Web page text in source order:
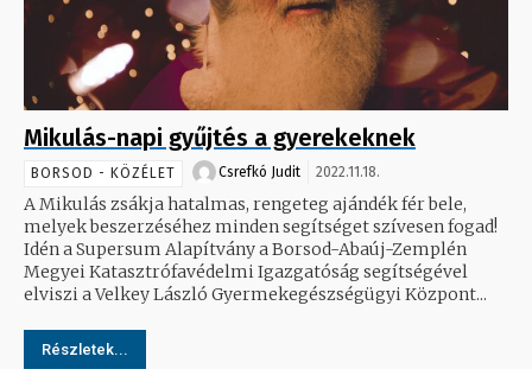
Mikulás-napi gyűjtés a gyerekeknek
BORSOD - KÖZÉLET Csrefkó Judit 2022.11.18.
A Mikulás zsákja hatalmas, rengeteg ajándék fér bele,
melyek beszerzéséhez minden segítséget szívesen fogad!
Idén a Supersum Alapítvány a Borsod-Abaúj-Zemplén
Megyei Katasztrófavédelmi Igazgatóság segítségével
elviszi a Velkey László Gyermekegészségügyi Központ...
Részletek...